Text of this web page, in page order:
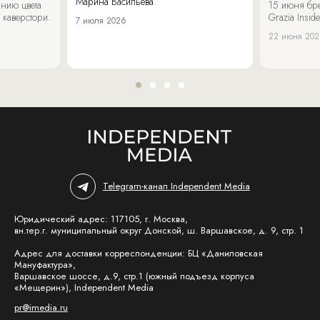
цвета
7 июля 2026
15 июня
Grazia
22 июня
Telegram-канал Independent Media
Юридический адрес: 117105, г. Москва,
вн.тер.г. муниципальный округ Донской, ш. Варшавское, д. 9, стр. 1
Адрес для доставки корреспонденции: БЦ «Даниловская
Мануфактура»,
Варшавское шоссе, д.9, стр.1 (южный подъезд корпуса
«Мещерин»), Independent Media
pr@imedia.ru